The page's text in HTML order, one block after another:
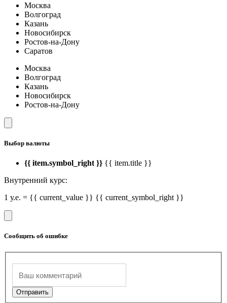
Москва
Волгоград
Казань
Новосибирск
Ростов-на-Дону
Саратов
Москва
Волгоград
Казань
Новосибирск
Ростов-на-Дону
Выбор валюты
{{ item.symbol_right }} {{ item.title }}
Внутренний курс:
1 у.е. = {{ current_value }} {{ current_symbol_right }}
Сообщить об ошибке